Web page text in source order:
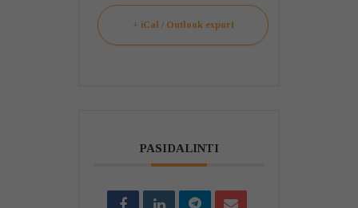
+ iCal / Outlook export
PASIDALINTI